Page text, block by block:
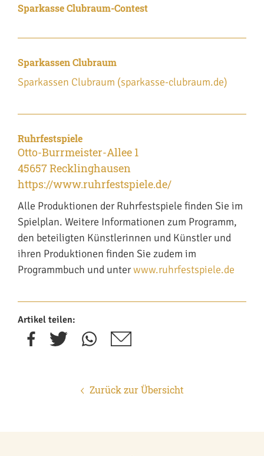
Sparkasse Clubraum-Contest
Sparkassen Clubraum
Sparkassen Clubraum (sparkasse-clubraum.de)
Ruhrfestspiele
Otto-Burrmeister-Allee 1
45657 Recklinghausen
https://www.ruhrfestspiele.de/
Alle Produktionen der Ruhrfestspiele finden Sie im
Spielplan. Weitere Informationen zum Programm,
den beteiligten Künstlerinnen und Künstler und
ihren Produktionen finden Sie zudem im
Programmbuch und unterwww.ruhrfestspiele.de
Artikel teilen:
Zurück zur Übersicht